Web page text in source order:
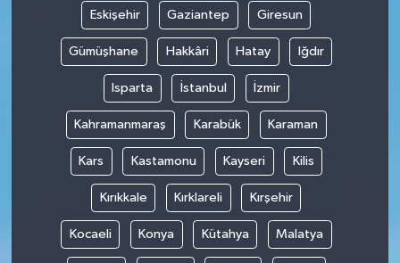
Eskişehir Gaziantep Giresun
Gümüşhane Hakkâri Hatay Iğdır
Isparta İstanbul İzmir
Kahramanmaraş Karabük Karaman
Kars Kastamonu Kayseri Kilis
Kırıkkale Kırklareli Kırşehir
Kocaeli Konya Kütahya Malatya